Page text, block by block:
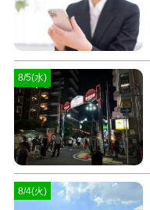
8/5(水)
8/4(火)